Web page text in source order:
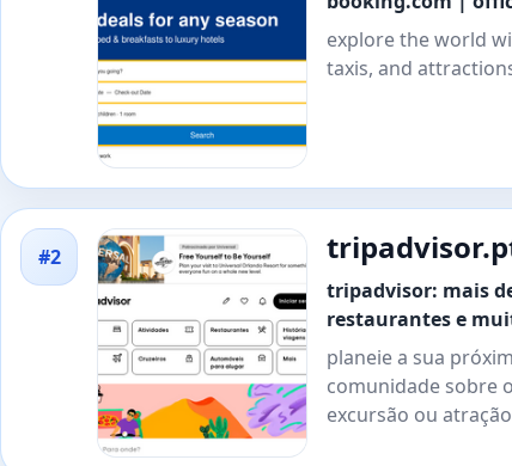
explore the world
taxis, and
#2
tripadvisor: mais
restaurantes e
planeie a sua
comunidade sobre
excursão ou